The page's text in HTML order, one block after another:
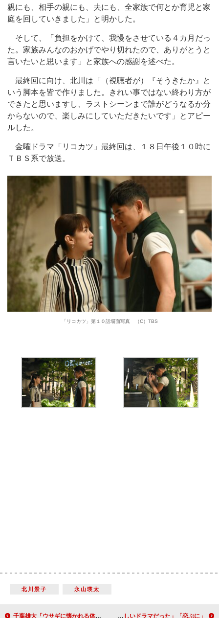
親にも、相手の親にも、夫にも、全家族で何とか育児と家
庭を回していきました」と明かした。
そして、「負担をかけて、我慢をさせている４カ月だっ
た。家族みんなのおかげでやり切れたので、ありがとうと
言いたいと思います」と家族への感謝を述べた。
最終回に向け、北川は「（視聴者が）『そうきたか』と
いう脚本を皆で作りました。きれい事ではない終わり方が
できたと思いますし、ラストシーンまで誰がどうなるか分
からないので、楽しみにしていただきたいです」とアピー
ルした。
金曜ドラマ「リコカツ」最終回は、１８日午後１０時に
ＴＢＳ系で放送。
「リコカツ」第１０話場面写真 （C）TBS
北川景子 永山瑛太
千葉雄大「ウサギに懐かれる体質で…」 「魔性カリスマタイプ」と診断される 「恋ぷに」スペシャル 石原さとみと綾野剛が“感動の再会” 「幸福感に包まれた楽しいドラマだった」